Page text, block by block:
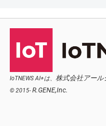
IoTNEWS AI+は、 株式会社アール
© 2015- R.GENE,Inc.